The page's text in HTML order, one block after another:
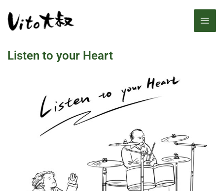
至
Listen to your Heart